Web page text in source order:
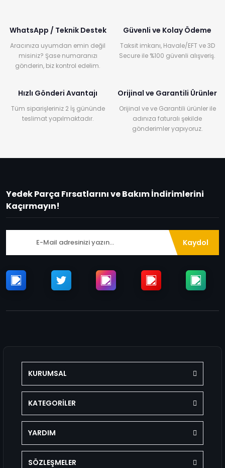
WhatsApp / Teknik Destek
Aracınıza uyumdan emin değil
misiniz? Şase numaranızı
gönderin, biz kontrol edelim.
Güvenli ve Kolay Ödeme
Taksit imkanı, Havale/EFT ve 3D
Secure ile %100 güvenli alışveriş.
Hızlı Gönderi Avantajı
Tüm siparişleriniz 2 İş gününde
teslimat yapılmaktadır.
Orijinal ve Garantili Ürünler
Orijinal ve ve Garantili ürünler ile
adınıza faturalı şekilde
gönderimler yapıyoruz.
Yedek Parça Fırsatlarını ve Bakım İndirimlerini
Kaçırmayın!
Kaydol
KURUMSAL
KATEGORİLER
YARDIM
SÖZLEŞMELER